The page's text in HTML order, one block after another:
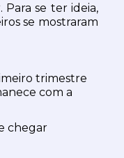
se ter ideia,
se mostraram
trimestre
com a
chegar